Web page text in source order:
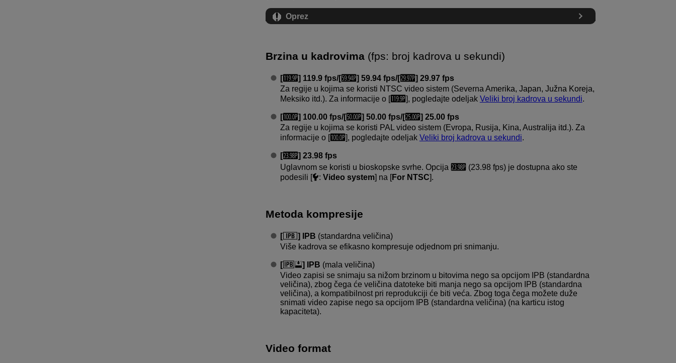
Oprez
Brzina u kadrovima (fps: broj kadrova u sekundi)
[ ] 119.9 fps/[ ] 59.94 fps/[
] 29.97 fps
Za regije u kojima se koristi NTSC video sistem (Severna Amerika, Japan, Južna Koreja,
Meksiko itd.). Za informacije o [
], pogledajte odeljak Veliki broj kadrova u sekundi.
[ ] 100.00 fps/[ ] 50.00 fps/[
] 25.00 fps
Za regije u kojima se koristi PAL video sistem (Evropa, Rusija, Kina, Australija itd.). Za
informacije o [
], pogledajte odeljak Veliki broj kadrova u sekundi.
[
] 23.98 fps
Uglavnom se koristi u bioskopske svrhe. Opcija
(23.98 fps) je dostupna ako ste
podesili [
: Video system] na [For NTSC].
Metoda kompresije
[ ] IPB (standardna veličina)
Više kadrova se efikasno kompresuje odjednom pri snimanju.
[ ] IPB (mala veličina)
Video zapisi se snimaju sa nižom brzinom u bitovima nego sa opcijom IPB (standardna
veličina), zbog čega će veličina datoteke biti manja nego sa opcijom IPB (standardna
veličina), a kompatibilnost pri reprodukciji će biti veća. Zbog toga čega možete duže
snimati video zapise nego sa opcijom IPB (standardna veličina) (na karticu istog
kapaciteta).
Video format